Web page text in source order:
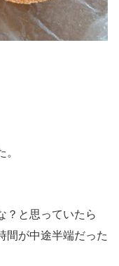
？と思っていたら
間が中途半端だった